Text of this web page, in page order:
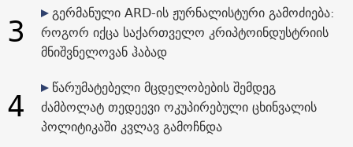
3
გერმანული ARD-ის ჟურნალისტური გამოძიება:
როგორ იქცა საქართველო კრიპტოინდუსტრიის
მნიშვნელოვან ჰაბად
4
წარუმატებელი მცდელობების შემდეგ
ძამბოლატ თედეევი ოკუპირებული ცხინვალის
პოლიტიკაში კვლავ გამოჩნდა